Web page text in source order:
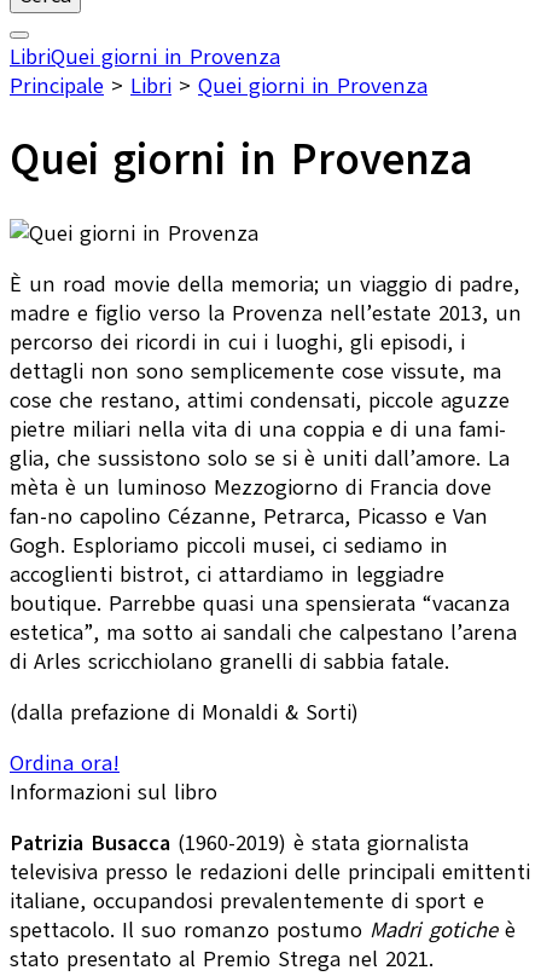
LibriQuei giorni in Provenza
Principale > Libri > Quei giorni in Provenza
Quei giorni in Provenza
È un road movie della memoria; un viaggio di padre,
madre e figlio verso la Provenza nell’estate 2013, un
percorso dei ricordi in cui i luoghi, gli episodi, i
dettagli non sono semplicemente cose vissute, ma
cose che restano, attimi condensati, piccole aguzze
pietre miliari nella vita di una coppia e di una fami-
glia, che sussistono solo se si è uniti dall’amore. La
mèta è un luminoso Mezzogiorno di Francia dove
fan-no capolino Cézanne, Petrarca, Picasso e Van
Gogh. Esploriamo piccoli musei, ci sediamo in
accoglienti bistrot, ci attardiamo in leggiadre
boutique. Parrebbe quasi una spensierata “vacanza
estetica”, ma sotto ai sandali che calpestano l’arena
di Arles scricchiolano granelli di sabbia fatale.
(dalla prefazione di Monaldi & Sorti)
Ordina ora!
Informazioni sul libro
Patrizia Busacca (1960-2019) è stata giornalista
televisiva presso le redazioni delle principali emittenti
italiane, occupandosi prevalentemente di sport e
spettacolo. Il suo romanzo postumo Madri goticheè
stato presentato al Premio Strega nel 2021.